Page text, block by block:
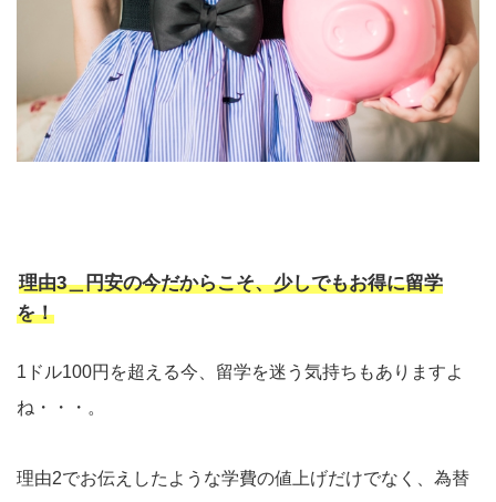
理由3＿円安の今だからこそ、少しでもお得に留学
を！
1ドル100円を超える今、留学を迷う気持ちもありますよ
ね・・・。
理由2でお伝えしたような学費の値上げだけでなく、為替